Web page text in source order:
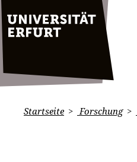
Startseite Forschung